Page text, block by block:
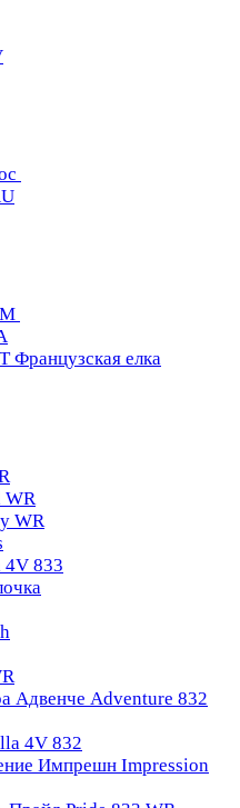
Французская елка
WR
WR
4V 833
Адвенче Adventure 832
4V 832
Импрешн Impression